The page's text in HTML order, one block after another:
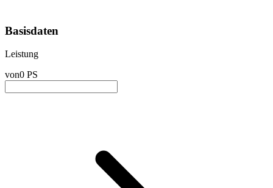
Basisdaten
Leistung
von0 PS